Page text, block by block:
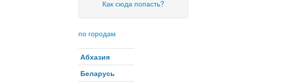
Как сюда попасть?
по городам
Абхазия
Беларусь